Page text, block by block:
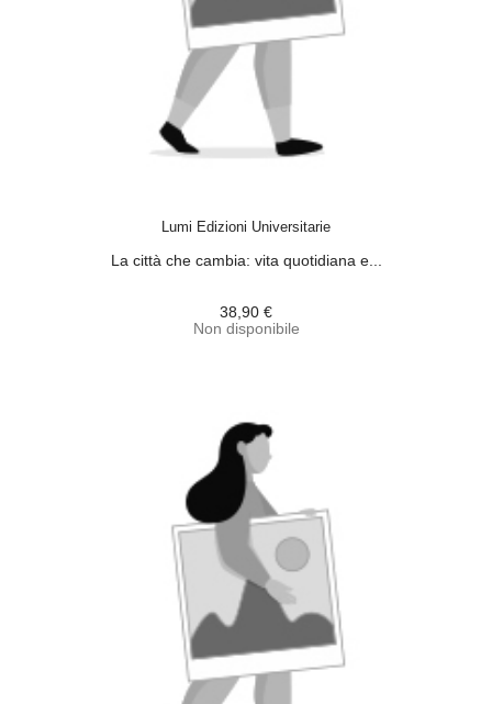
Lumi Edizioni Universitarie
La città che cambia: vita quotidiana e...
38,90 €
Non disponibile